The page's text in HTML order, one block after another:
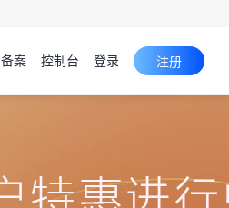
备案 控制台 登录 注册